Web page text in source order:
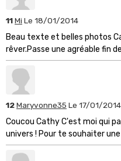
11Mi Le 18/01/2014
Beau texte et belles photos
rêver.Passe une agréable fin
12Maryvonne35 Le 17/01/2014
Coucou Cathy C'est moi qui
univers ! Pour te souhaiter une